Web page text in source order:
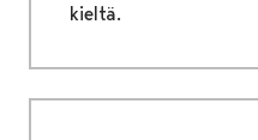
kieltä.